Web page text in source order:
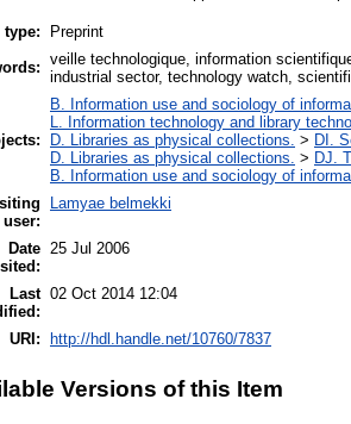
type:
Preprint
veille technologique, information
industrial sector, technology watch,
B. Information use and sociology of
L. Information technology and library
D. Libraries as physical collections. > DI.
D. Libraries as physical collections. > DJ.
B. Information use and sociology of
user:
Lamyae belmekki
Date 25 Jul 2006
Last 02 Oct 2014 12:04
URI: http://hdl.handle.net/10760/7837
Versions of this Item